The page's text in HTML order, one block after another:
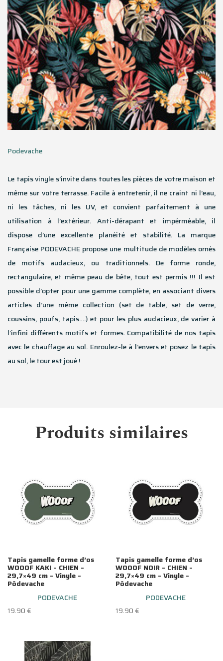
Podevache
Le tapis vinyle s’invite dans toutes les pièces de votre maison et
même sur votre terrasse. Facile à entretenir, il ne craint ni l’eau,
ni les tâches, ni les UV, et convient parfaitement à une
utilisation à l’extérieur. Anti-dérapant et impérméable, il
dispose d’une excellente planéité et stabilité. La marque
Française PODEVACHE propose une multitude de modèles ornés
de motifs audacieux, ou traditionnels. De forme ronde,
rectangulaire, et même peau de bête, tout est permis !!! Il est
possible d’opter pour une gamme complète, en associant divers
articles d’une même collection (set de table, set de verre,
coussins, poufs, tapis….) et pour les plus audacieux, de varier à
l’infini différents motifs et formes. Compatibilité de nos tapis
avec le chauffage au sol. Enroulez-le à l’envers et posez le tapis
au sol, le tour est joué !
Produits similaires
Tapis gamelle forme d’os
WOOOF KAKI – CHIEN –
29,7×49 cm – Vinyle –
Pôdevache
PODEVACHE
19.90€
Tapis gamelle forme d’os
WOOOF NOIR – CHIEN –
29,7×49 cm – Vinyle –
Pôdevache
PODEVACHE
19.90€